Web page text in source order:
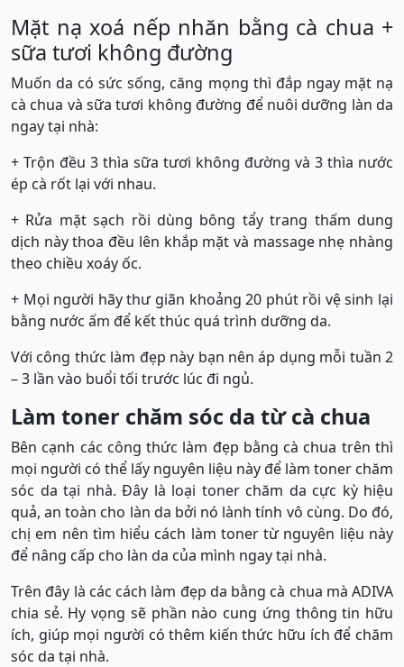
Mặt nạ xoá nếp nhăn bằng cà chua +
sữa tươi không đường
Muốn da có sức sống, căng mọng thì đắp ngay mặt nạ
cà chua và sữa tươi không đường để nuôi dưỡng làn da
ngay tại nhà:
+ Trộn đều 3 thìa sữa tươi không đường và 3 thìa nước
ép cà rốt lại với nhau.
+ Rửa mặt sạch rồi dùng bông tẩy trang thấm dung
dịch này thoa đều lên khắp mặt và massage nhẹ nhàng
theo chiều xoáy ốc.
+ Mọi người hãy thư giãn khoảng 20 phút rồi vệ sinh lại
bằng nước ấm để kết thúc quá trình dưỡng da.
Với công thức làm đẹp này bạn nên áp dụng mỗi tuần 2
– 3 lần vào buổi tối trước lúc đi ngủ.
Làm toner chăm sóc da từ cà chua
Bên cạnh các công thức làm đẹp bằng cà chua trên thì
mọi người có thể lấy nguyên liệu này để làm toner chăm
sóc da tại nhà. Đây là loại toner chăm da cực kỳ hiệu
quả, an toàn cho làn da bởi nó lành tính vô cùng. Do đó,
chị em nên tìm hiểu cách làm toner từ nguyên liệu này
để nâng cấp cho làn da của mình ngay tại nhà.
Trên đây là các cách làm đẹp da bằng cà chua mà ADIVA
chia sẻ. Hy vọng sẽ phần nào cung ứng thông tin hữu
ích, giúp mọi người có thêm kiến thức hữu ích để chăm
sóc da tại nhà.